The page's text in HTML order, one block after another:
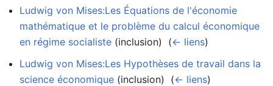
Ludwig von Mises:Les Équations de l'économie
mathématique et le problème du calcul économique
en régime socialiste (inclusion) ‎ (← liens)
Ludwig von Mises:Les Hypothèses de travail dans la
science économique (inclusion) ‎ (← liens)